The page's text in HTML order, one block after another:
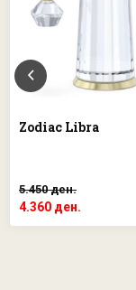
Zodiac Libra
5.450 ден.
4.360 ден.